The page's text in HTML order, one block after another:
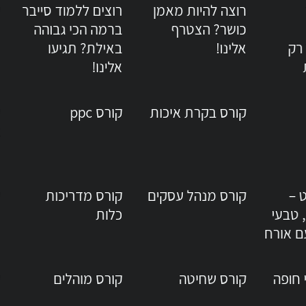
רוצה להיות מאמן
כושר? הצטרף
אלינו!
רוצים ללמוד סייבר
ברמה הכי גבוהה
באילת? תגיעו
אלינו!
קורס בקרת איכות קורס ppc
–
טבעי
אורח
קורס מנהל עסקים
קורס מדריכות
כלות
חופה
קורס שחיטה קורס מוהלים